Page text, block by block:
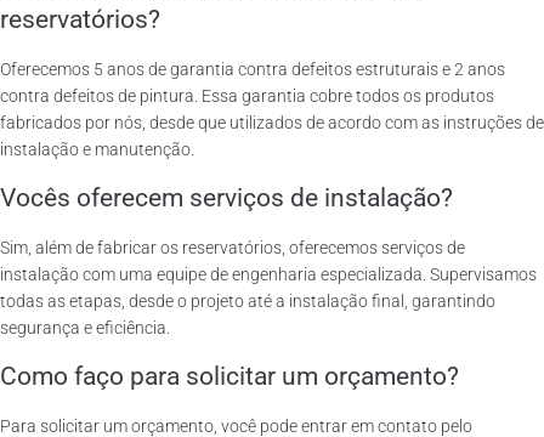
reservatórios?
Oferecemos 5 anos de garantia contra defeitos estruturais e 2 anos
contra defeitos de pintura. Essa garantia cobre todos os produtos
fabricados por nós, desde que utilizados de acordo com as instruções de
instalação e manutenção.
Vocês oferecem serviços de instalação?
Sim, além de fabricar os reservatórios, oferecemos serviços de
instalação com uma equipe de engenharia especializada. Supervisamos
todas as etapas, desde o projeto até a instalação final, garantindo
segurança e eficiência.
Como faço para solicitar um orçamento?
Para solicitar um orçamento, você pode entrar em contato pelo